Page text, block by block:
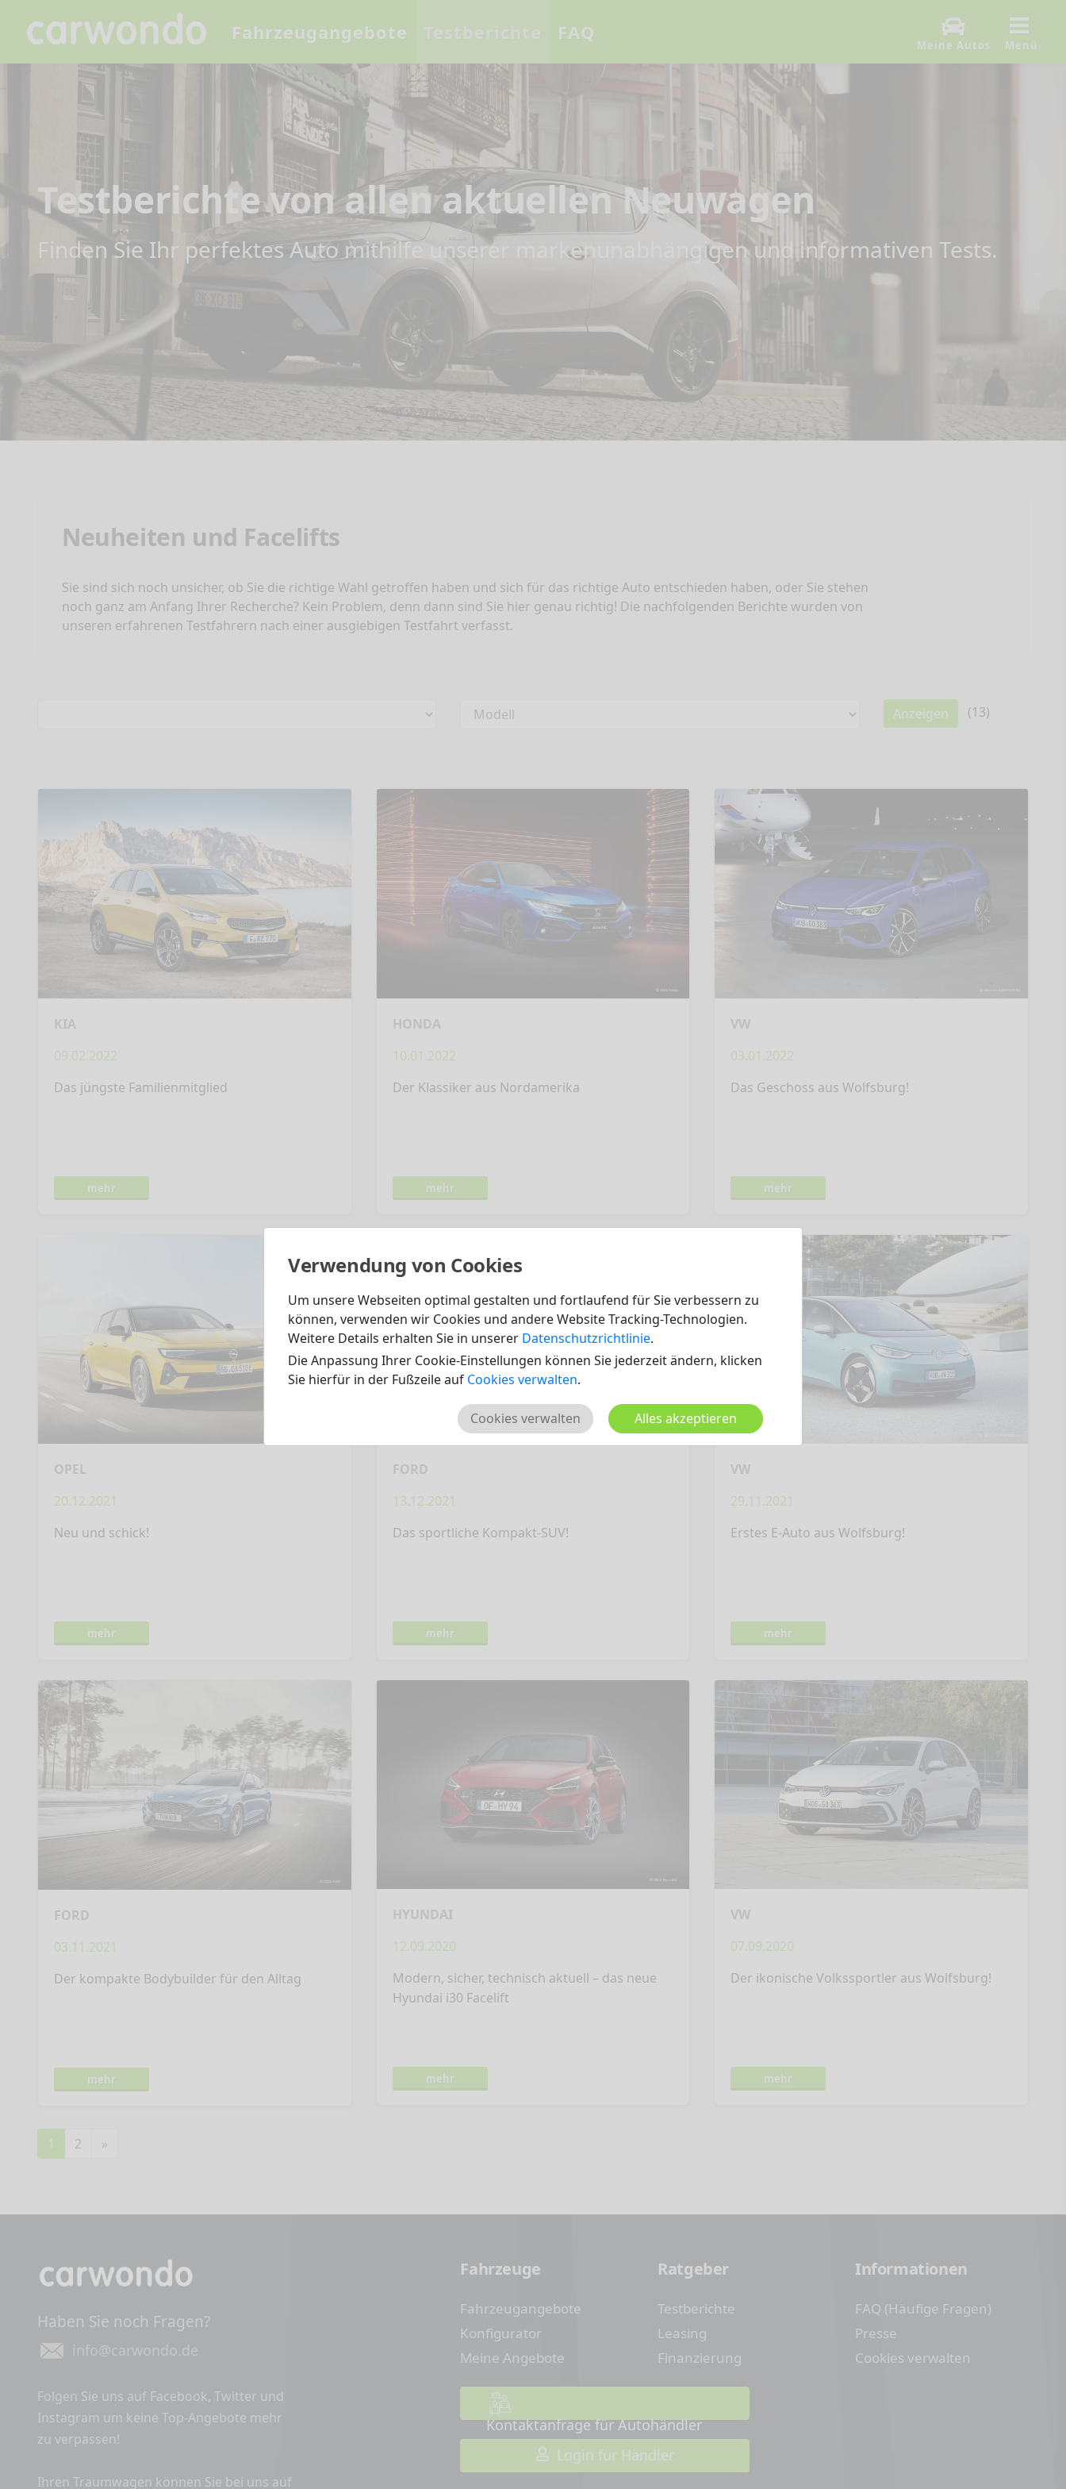
Verwendung von Cookies
Um unsere Webseiten optimal gestalten und fortlaufend für Sie verbessern zu
können, verwenden wir Cookies und andere Website Tracking-Technologien.
Weitere Details erhalten Sie in unserer Datenschutzrichtlinie.
Die Anpassung Ihrer Cookie-Einstellungen können Sie jederzeit ändern, klicken
Sie hierfür in der Fußzeile auf Cookies verwalten.
Alles akzeptieren
Cookies verwalten
Fahrzeugangebote Testberichte FAQ
Menü
Meine Autos
Testberichte von allen aktuellen Neuwagen
Finden Sie Ihr perfektes Auto mithilfe unserer markenunabhängigen und informativen Tests.
Neuheiten und Facelifts
Sie sind sich noch unsicher, ob Sie die richtige Wahl getroffen haben und sich für das richtige Auto entschieden haben, oder Sie stehen
noch ganz am Anfang Ihrer Recherche? Kein Problem, denn dann sind Sie hier genau richtig! Die nachfolgenden Berichte wurden von
unseren erfahrenen Testfahrern nach einer ausgiebigen Testfahrt verfasst.
Anzeigen (13)
KIA
09.02.2022
Das jüngste Familienmitglied
mehr
HONDA
10.01.2022
Der Klassiker aus Nordamerika
mehr
VW
03.01.2022
Das Geschoss aus Wolfsburg!
mehr
OPEL
20.12.2021
Neu und schick!
mehr
FORD
13.12.2021
Das sportliche Kompakt-SUV!
mehr
VW
29.11.2021
Erstes E-Auto aus Wolfsburg!
mehr
FORD
03.11.2021
Der kompakte Bodybuilder für den Alltag
mehr
HYUNDAI
12.09.2020
Modern, sicher, technisch aktuell – das neue
Hyundai i30 Facelift
mehr
VW
07.09.2020
Der ikonische Volkssportler aus Wolfsburg!
mehr
1 2 »
Haben Sie noch Fragen?
info@carwondo.de
Folgen Sie uns auf Facebook, Twitter und
Instagram um keine Top-Angebote mehr
zu verpassen!
Ihren Traumwagen können Sie bei uns auf
Fahrzeuge
Fahrzeugangebote
Konfigurator
Meine Angebote
Ratgeber
Testberichte
Leasing
Finanzierung
Informationen
FAQ (Häufige Fragen)
Presse
Cookies verwalten
Kontaktanfrage für Autohändler
Login für Händler